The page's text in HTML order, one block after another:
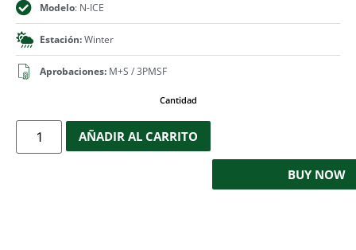
Modelo: N-ICE
Estación:Winter
Aprobaciones: M+S / 3PMSF
Cantidad
AÑADIR AL CARRITO
BUY NOW